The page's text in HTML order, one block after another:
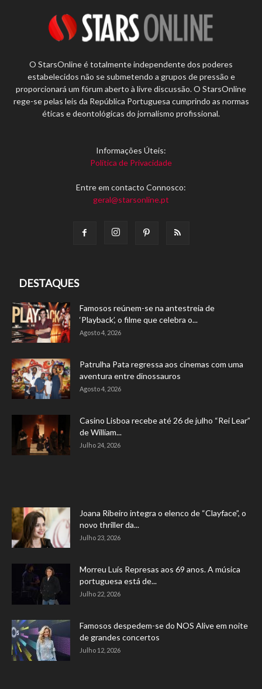
O StarsOnline é totalmente independente dos poderes
estabelecidos não se submetendo a grupos de pressão e
proporcionará um fórum aberto à livre discussão. O StarsOnline
rege-se pelas leis da República Portuguesa cumprindo as normas
éticas e deontológicas do jornalismo profissional.
Informações Úteis:
Política de Privacidade
Entre em contacto Connosco:
geral@starsonline.pt
DESTAQUES
Famosos reúnem-se na antestreia de
‘Playback’, o filme que celebra o...
Agosto 4, 2026
Patrulha Pata regressa aos cinemas com uma
aventura entre dinossauros
Agosto 4, 2026
Casino Lisboa recebe até 26 de julho “Rei Lear”
de William...
Julho 24, 2026
Joana Ribeiro integra o elenco de “Clayface”, o
novo thriller da...
Julho 23, 2026
Morreu Luís Represas aos 69 anos. A música
portuguesa está de...
Julho 22, 2026
Famosos despedem-se do NOS Alive em noite
de grandes concertos
Julho 12, 2026